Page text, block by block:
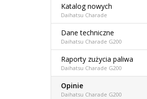
Katalog nowych
Daihatsu Charade
Dane techniczne
Daihatsu Charade G200
Raporty zużycia paliwa
Daihatsu Charade G200
Opinie
Daihatsu Charade G200